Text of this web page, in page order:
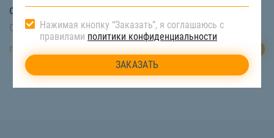
от 900₽/час
Свободная техника:
Есть
подробнее
ЗАКАЗАТЬ
Нажимая кнопку “Заказать”, я соглашаюсь с
правилами политики конфиденциальности